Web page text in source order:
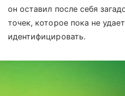
он оставил после себя
точек, которое пока не
идентифицировать.